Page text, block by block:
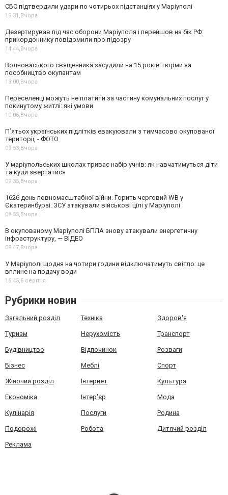
СБС підтвердили удари по чотирьох підстанціях у Маріуполі
19:31,Вчора
Дезертирував під час оборони Маріуполя і перейшов на бік РФ:
прикордоннику повідомили про підозру
14:44,Вчора
Волноваського священника засудили на 15 років тюрми за
пособництво окупантам
13:00,Вчора
Переселенці можуть не платити за частину комунальних послуг у
покинутому житлі: які умови
10:06,Вчора
П’ятьох українських підлітків евакуювали з тимчасово окупованої
території, - ФОТО
09:53,Вчора
У маріупольських школах триває набір учнів: як навчатимуться діти
та куди звертатися
09:35,Вчора
1626 день повномасштабної війни. Горить черговий WB у
Єкатеринбурзі. ЗСУ атакували військові цілі у Маріуполі
08:55,Вчора
В окупованому Маріуполі БПЛА знову атакували енергетичну
інфраструктуру, — ВІДЕО
08:47,Вчора
У Маріуполі щодня на чотири години відключатимуть світло: це
вплине на подачу води
16:45,6 серпня
Рубрики новин
Загальний розділ Техніка Здоров'я
Туризм Нерухомість Транспорт
Будівництво Відпочинок Розваги
Бізнес Меблі Спорт
Жіночий розділ Інтернет Культура
Економіка Інтер'єр Мода
Кулінарія Послуги Родина
Подорожі Робота Дитячий розділ
Реклама